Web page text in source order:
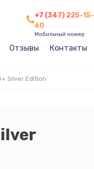
+7 (347) 225-15-
60
Мобильный номер
Отзывы Контакты
Silver Edition